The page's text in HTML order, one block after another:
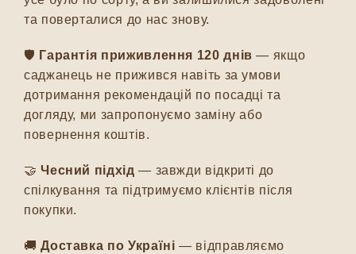
та поверталися до нас знову.
🛡️ Гарантія приживлення 120 днів — якщо
саджанець не прижився навіть за умови
дотримання рекомендацій по посадці та
догляду, ми запропонуємо заміну або
повернення коштів.
🤝Чесний підхід — завжди відкриті до
спілкування та підтримуємо клієнтів після
покупки.
🚚Доставка по Україні — відправляємо